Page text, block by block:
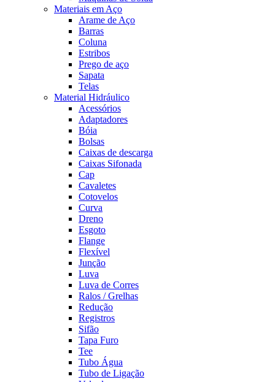
Materiais em Aço
Arame de Aço
Barras
Coluna
Estribos
Prego de aço
Sapata
Telas
Material Hidráulico
Acessórios
Adaptadores
Bóia
Bolsas
Caixas de descarga
Caixas Sifonada
Cap
Cavaletes
Cotovelos
Curva
Dreno
Esgoto
Flange
Flexível
Junção
Luva
Luva de Corres
Ralos / Grelhas
Redução
Registros
Sifão
Tapa Furo
Tee
Tubo Água
Tubo de Ligação